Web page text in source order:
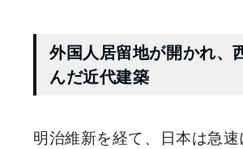
外国人居留地が開かれ、
んだ近代建築
明治維新を経て、日本は急速